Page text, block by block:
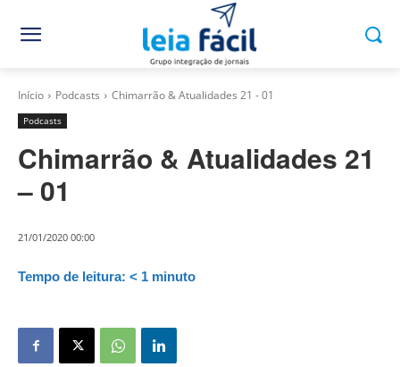
Início Podcasts Chimarrão & Atualidades 21 - 01
Podcasts
Chimarrão & Atualidades 21
– 01
21/01/2020 00:00
Tempo de leitura: < 1 minuto